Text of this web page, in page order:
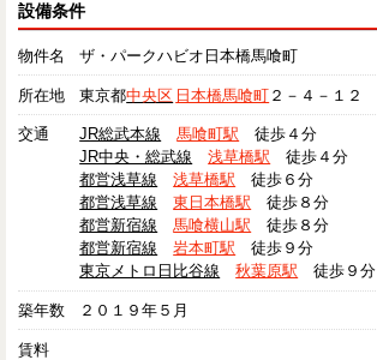
設備条件
物件名 ザ・パークハビオ日本橋馬喰町
所在地 東京都中央区 日本橋馬喰町 ２－４－１２
交通 JR総武本線 馬喰町駅 徒歩４分
JR中央・総武線
浅草橋駅 徒歩４分
都営浅草線
浅草橋駅 徒歩６分
都営浅草線
東日本橋駅 徒歩８分
都営新宿線
馬喰横山駅 徒歩８分
都営新宿線
岩本町駅 徒歩９分
東京メトロ日比谷線
秋葉原駅 徒歩９分
築年数 ２０１９年５月
賃料